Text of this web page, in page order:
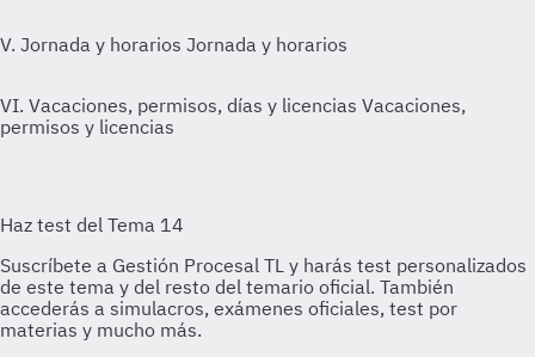
V. Jornada y horarios Jornada y horarios
VI. Vacaciones, permisos, días y licencias Vacaciones,
permisos y licencias